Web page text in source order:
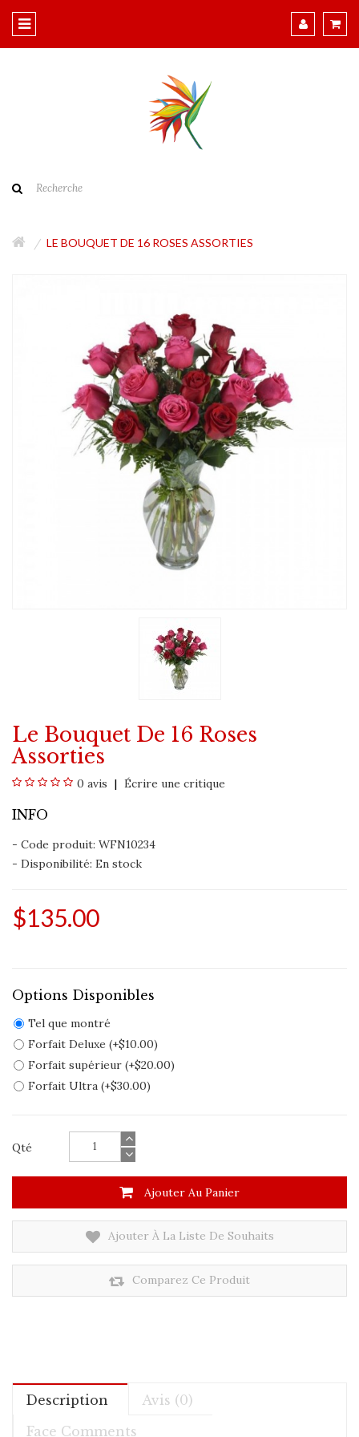
LE BOUQUET DE 16 ROSES ASSORTIES
Le Bouquet De 16 Roses
Assorties
0 avis Écrire une critique
INFO
- Code produit: WFN10234
- Disponibilité: En stock
$135.00
Options Disponibles
Tel que montré
Forfait Deluxe (+$10.00)
Forfait supérieur (+$20.00)
Forfait Ultra (+$30.00)
Qté
Ajouter Au Panier
Ajouter À La Liste De Souhaits
Comparez Ce Produit
Description
Avis (0)
Face Comments